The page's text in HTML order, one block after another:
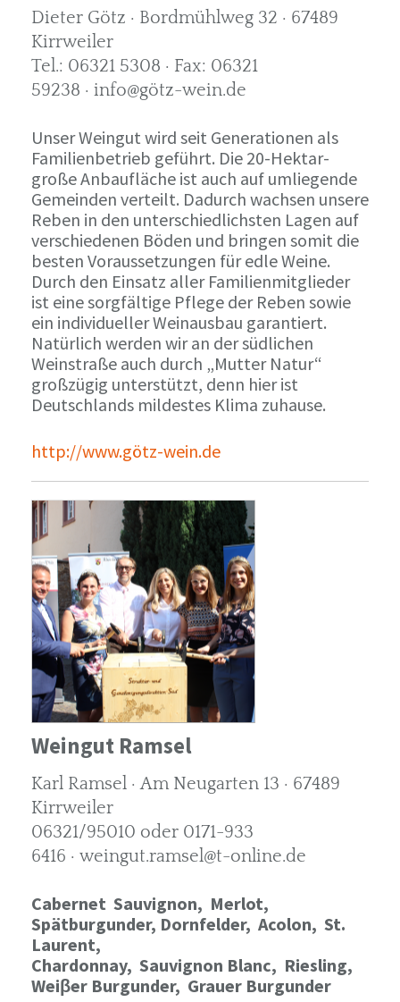
Dieter Götz · Bordmühlweg 32 · 67489
Kirrweiler
Tel.: 06321 5308 · Fax: 06321
59238 · info@götz-wein.de
Unser Weingut wird seit Generationen als
Familienbetrieb geführt. Die 20-Hektar-
große Anbaufläche ist auch auf umliegende
Gemeinden verteilt. Dadurch wachsen unsere
Reben in den unterschiedlichsten Lagen auf
verschiedenen Böden und bringen somit die
besten Voraussetzungen für edle Weine.
Durch den Einsatz aller Familienmitglieder
ist eine sorgfältige Pflege der Reben sowie
ein individueller Weinausbau garantiert.
Natürlich werden wir an der südlichen
Weinstraße auch durch „Mutter Natur“
großzügig unterstützt, denn hier ist
Deutschlands mildestes Klima zuhause.
http://www.götz-wein.de
Weingut Ramsel
Karl Ramsel · Am Neugarten 13 · 67489
Kirrweiler
06321/95010 oder 0171-933
6416 · weingut.ramsel@t-online.de
Cabernet Sauvignon, Merlot,
Spätburgunder, Dornfelder, Acolon, St.
Laurent,
Chardonnay, Sauvignon Blanc, Riesling,
Weiβer Burgunder, Grauer Burgunder